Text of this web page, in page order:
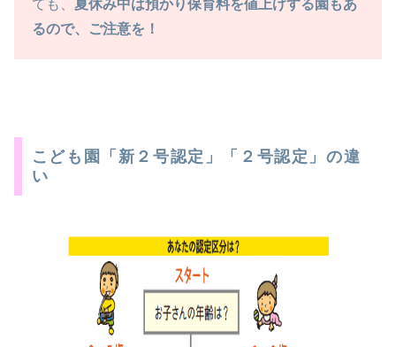
ても、 夏休み中は預かり保育料を値上げする園もあ
るので、ご注意を！
こども園「新２号認定」「２号認定」の違
い